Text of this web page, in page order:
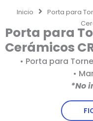
Inicio Porta para
Porta para
Cerámicos
• Porta para
•
*No